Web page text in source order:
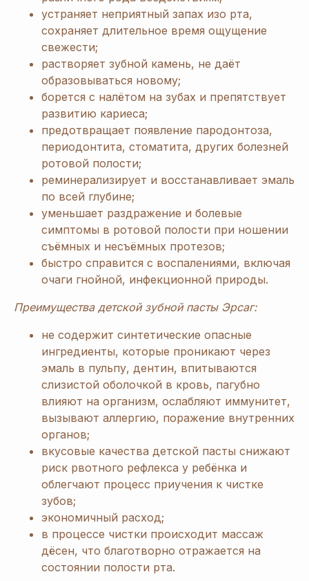
устраняет неприятный запах изо рта,
сохраняет длительное время ощущение
свежести;
растворяет зубной камень, не даёт
образовываться новому;
борется с налётом на зубах и препятствует
развитию кариеса;
предотвращает появление пародонтоза,
периодонтита, стоматита, других болезней
ротовой полости;
реминерализирует и восстанавливает эмаль
по всей глубине;
уменьшает раздражение и болевые
симптомы в ротовой полости при ношении
съёмных и несъёмных протезов;
быстро справится с воспалениями, включая
очаги гнойной, инфекционной природы.
Преимущества детской зубной пасты Эрсаг:
не содержит синтетические опасные
ингредиенты, которые проникают через
эмаль в пульпу, дентин, впитываются
слизистой оболочкой в кровь, пагубно
влияют на организм, ослабляют иммунитет,
вызывают аллергию, поражение внутренних
органов;
вкусовые качества детской пасты снижают
риск рвотного рефлекса у ребёнка и
облегчают процесс приучения к чистке
зубов;
экономичный расход;
в процессе чистки происходит массаж
дёсен, что благотворно отражается на
состоянии полости рта.
[ Дарим приятныеподарки и скидкипри заказе ]
ЗАРЕГИСТРИРУЙТЕСЬ
В «ERSAG», ЧТОБЫ
ПОЛУЧИТЬСКИДКУ
20%И ПОДАРКИ